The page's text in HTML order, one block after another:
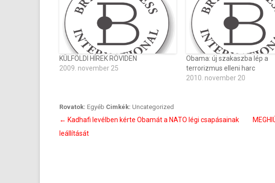
KÜLFÖLDI HÍREK RÖVIDEN
2009. november 25
Obama: új szakaszba lép a
terrorizmus elleni harc
2010. november 20
Rovatok: Egyéb Cimkék: Uncategorized
Bejegyzés
navigáció
← Kadhafi levélben kérte Obamát a NATO légi csapásainak
leállítását